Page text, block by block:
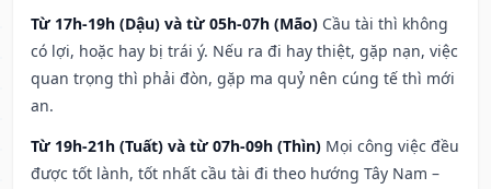
Từ 17h-19h (Dậu) và từ 05h-07h (Mão) Cầu tài thì không
có lợi, hoặc hay bị trái ý. Nếu ra đi hay thiệt, gặp nạn, việc
quan trọng thì phải đòn, gặp ma quỷ nên cúng tế thì mới
an.
Từ 19h-21h (Tuất) và từ 07h-09h (Thìn) Mọi công việc đều
được tốt lành, tốt nhất cầu tài đi theo hướng Tây Nam –